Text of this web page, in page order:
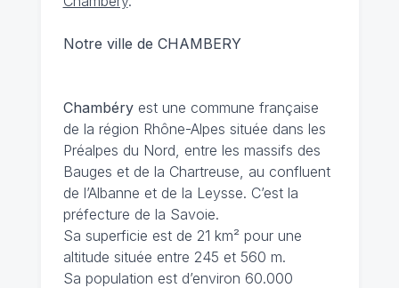
Notre ville de CHAMBERY
Chambéryest une commune française
de la région Rhône-Alpes située dans les
Préalpes du Nord, entre les massifs des
Bauges et de la Chartreuse, au confluent
de l’Albanne et de la Leysse. C’est la
préfecture de la Savoie.
Sa superficie est de 21 km² pour une
altitude située entre 245 et 560 m.
Sa population est d’environ 60.000